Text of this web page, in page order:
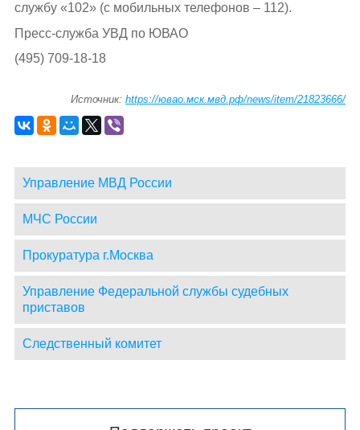
службу «102» (c мобильных телефонов – 112).
Пресс-служба УВД по ЮВАО
(495) 709-18-18
Источник:https://ювао.мск.мвд.рф/news/item/21823666/
Управление МВД России
МЧС России
Прокуратура г.Москва
Управление Федеральной службы судебных
приставов
Следственный комитет